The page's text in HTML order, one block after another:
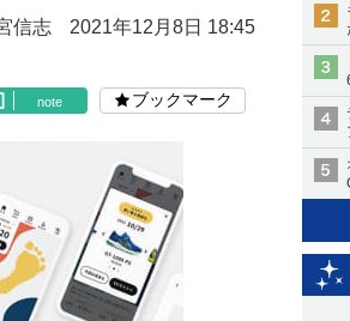
信志 2021年12月8日 18:45
note ブックマーク